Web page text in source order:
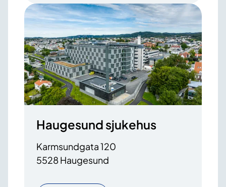
Haugesund sjukehus
Karmsundgata 120
5528 Haugesund